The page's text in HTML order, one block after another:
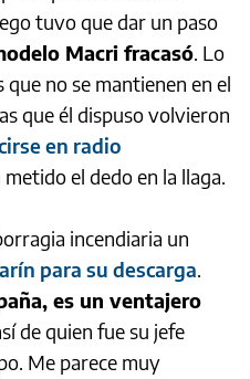
tuvo que dar un paso
Macri fracasó. Lo
no se mantienen en el
que él dispuso volvieron
en radio
el dedo en la llaga.
incendiaria un
para su descarga.
es un ventajero
de quien fue su jefe
Me parece muy